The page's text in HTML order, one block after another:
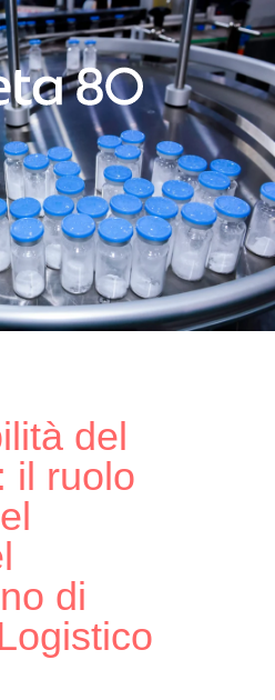
del
il ruolo
di